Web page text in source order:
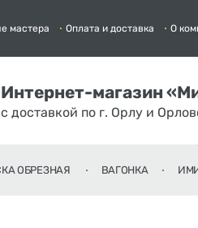
мастера Оплата и доставка О
Интернет-магазин
с доставкой по г. Орлу и
ОБРЕЗНАЯ ВАГОНКА